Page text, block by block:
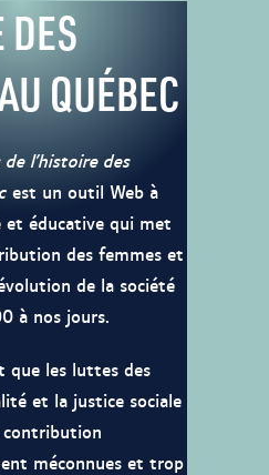
QUÉBEC
l’histoire des
est un outil Web à
éducative qui met
des femmes et
de la société
à nos jours.
que les luttes des
et la justice sociale
méconnues et trop